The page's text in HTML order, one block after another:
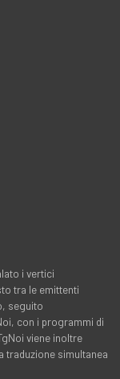
i vertici
tra le emittenti
seguito
con i programmi di
viene inoltre
traduzione simultanea